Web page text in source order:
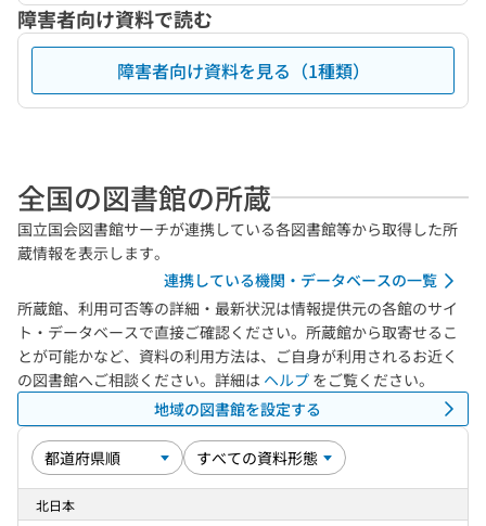
障害者向け資料で読む
障害者向け資料を見る（1種類）
全国の図書館の所蔵
国立国会図書館サーチが連携している各図書館等から取得した所
蔵情報を表示します。
連携している機関・データベースの一覧
所蔵館、利用可否等の詳細・最新状況は情報提供元の各館のサイ
ト・データベースで直接ご確認ください。所蔵館から取寄せるこ
とが可能かなど、資料の利用方法は、ご自身が利用されるお近く
の図書館へご相談ください。詳細は ヘルプ をご覧ください。
地域の図書館を設定する
北日本